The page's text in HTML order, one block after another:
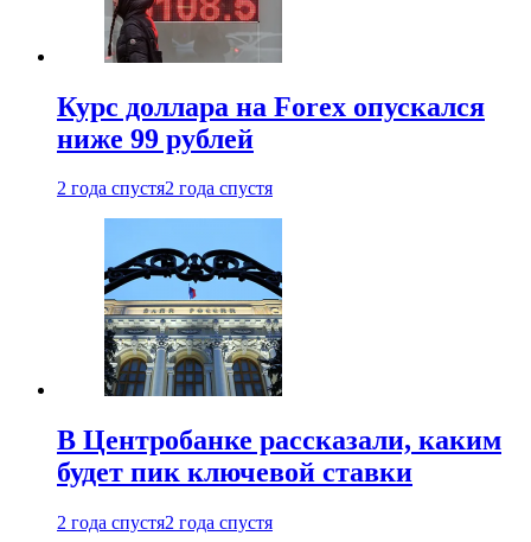
Курс доллара на Forex опускался
ниже 99 рублей
2 года спустя2 года спустя
В Центробанке рассказали, каким
будет пик ключевой ставки
2 года спустя2 года спустя